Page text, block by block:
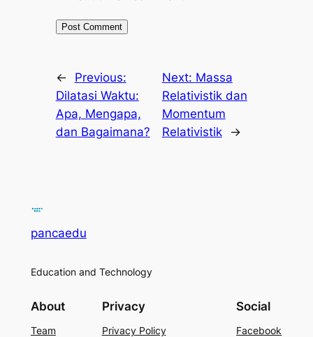
←
Previous:
Dilatasi Waktu:
Apa, Mengapa,
dan Bagaimana?
Next: Massa
Relativistik dan
Momentum
Relativistik
→
pancaedu
Education and Technology
About
Team
Privacy
Privacy Policy
Social
Facebook